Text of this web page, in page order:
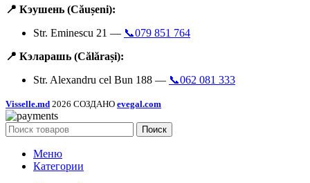
📍 Кэушень (Căușeni):
Str. Eminescu 21 — 📞079 851 764
📍 Кэларашь (Călărași):
Str. Alexandru cel Bun 188 — 📞062 081 333
Visselle.md 2026 СОЗДАНО evegal.com
Поиск
Меню
Категории